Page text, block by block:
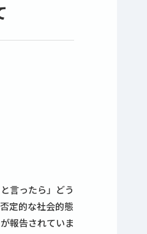
言ったら」どう
定的な社会的態
報告されていま